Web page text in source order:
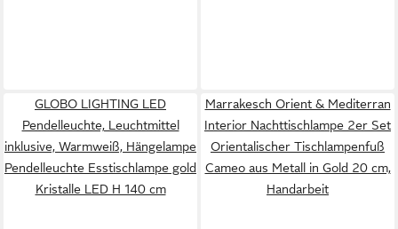
GLOBO LIGHTING LED
Pendelleuchte, Leuchtmittel
inklusive, Warmweiß, Hängelampe
Pendelleuchte Esstischlampe gold
Kristalle LED H 140 cm
Marrakesch Orient & Mediterran
Interior Nachttischlampe 2er Set
Orientalischer Tischlampenfuß
Cameo aus Metall in Gold 20 cm,
Handarbeit